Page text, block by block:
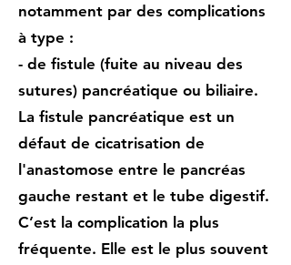
notamment par des complications
à type :
- de fistule (fuite au niveau des
sutures) pancréatique ou biliaire.
La fistule pancréatique est un
défaut de cicatrisation de
l'anastomose entre le pancréas
gauche restant et le tube digestif.
C’est la complication la plus
fréquente. Elle est le plus souvent